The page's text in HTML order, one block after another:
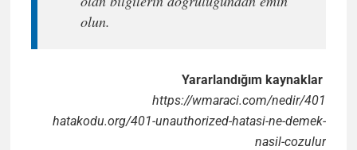
olun.
Yararlandığım kaynaklar
https://wmaraci.com/nedir/401
hatakodu.org/401-unauthorized-hatasi-ne-demek-
nasil-cozulur